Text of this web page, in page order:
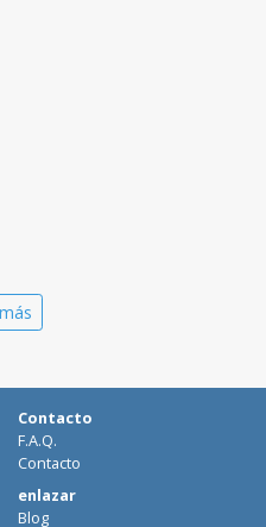
Contacto
F.A.Q.
Contacto
enlazar
Blog